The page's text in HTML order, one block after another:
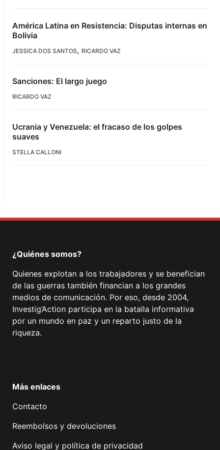
América Latina en Resistencia: Disputas internas en
Bolivia
JESSICA DOS SANTOS, RICARDO VAZ
Sanciones: El largo juego
RICARDO VAZ
Ucrania y Venezuela: el fracaso de los golpes
suaves
STELLA CALLONI
¿Quiénes somos?
Quienes explotan a los trabajadores y se benefician
de las guerras también financian a los grandes
medios de comunicación. Por eso, desde 2004,
Investig’Action participa en la batalla informativa
por un mundo en paz y un reparto justo de la
riqueza.
Más enlaces
Contacto
Reembolsos y devoluciones
Aviso legal y política de privacidad